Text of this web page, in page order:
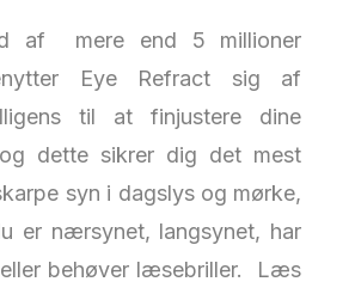
af mere end 5 millioner
Eye Refract sig af
til at finjustere dine
dette sikrer dig det mest
syn i dagslys og mørke,
er nærsynet, langsynet, har
behøver læsebriller. Læs